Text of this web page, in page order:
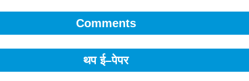
Comments
थप ई–पेपर